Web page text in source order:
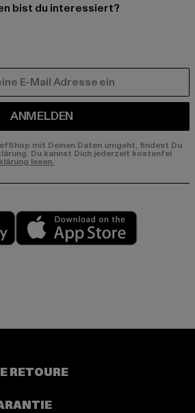
bist du interessiert?
ANMELDEN
mit Deinen Daten umgeht, findest Du
Du kannst Dich jederzeit kostenfei
lesen.
Play market
RETOURE